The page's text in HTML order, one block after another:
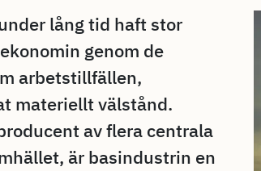
lång tid haft stor
genom de
arbetstillfällen,
materiellt välstånd.
av flera centrala
är basindustrin en